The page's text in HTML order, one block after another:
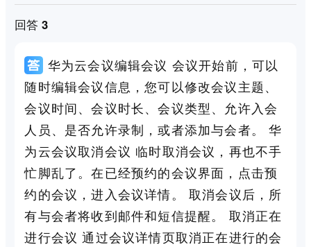
回答 3
华为云会议编辑会议 会议开始前，可以
随时编辑会议信息，您可以修改会议主题、
会议时间、会议时长、会议类型、允许入会
人员、是否允许录制，或者添加与会者。 华
为云会议取消会议 临时取消会议，再也不手
忙脚乱了。在已经预约的会议界面，点击预
约的会议，进入会议详情。 取消会议后，所
有与会者将收到邮件和短信提醒。 取消正在
进行会议 通过会议详情页取消正在进行的会